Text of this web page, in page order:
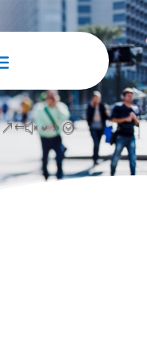
&#x39;